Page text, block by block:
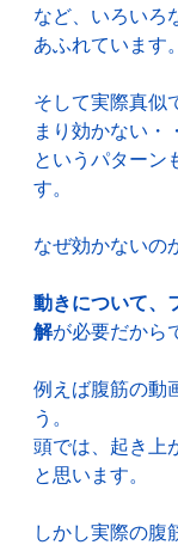
など、いろいろ
あふれています。
そして実際真似
まり効かない・
というパターン
す。
なぜ効かないの
動きについて、
解が必要だから
例えば腹筋の動
う。
頭では、起き上
と思います。
しかし実際の腹